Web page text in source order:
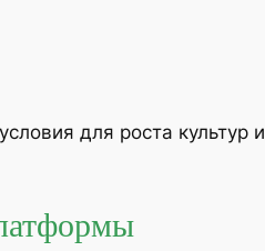
для роста культур и